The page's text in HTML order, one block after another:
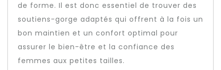
de forme. Il est donc essentiel de trouver des
soutiens-gorge adaptés qui offrent à la fois un
bon maintien et un confort optimal pour
assurer le bien-être et la confiance des
femmes aux petites tailles.